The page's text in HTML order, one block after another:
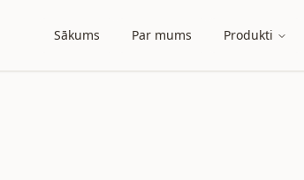
Sākums Par mums Produkti